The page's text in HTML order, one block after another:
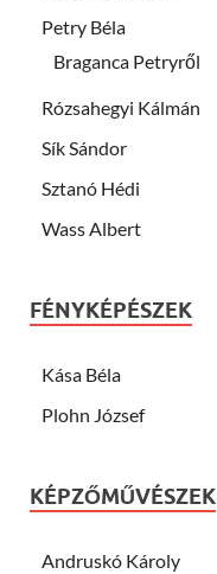
Petry Béla
Braganca Petryről
Rózsahegyi Kálmán
Sík Sándor
Sztanó Hédi
Wass Albert
FÉNYKÉPÉSZEK
Kása Béla
Plohn József
KÉPZŐMŰVÉSZEK
Andruskó Károly